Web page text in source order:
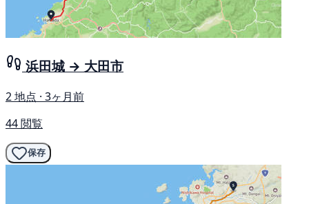
浜田城 → 大田市
2 地点 · 3ヶ月前
44 閲覧
保存